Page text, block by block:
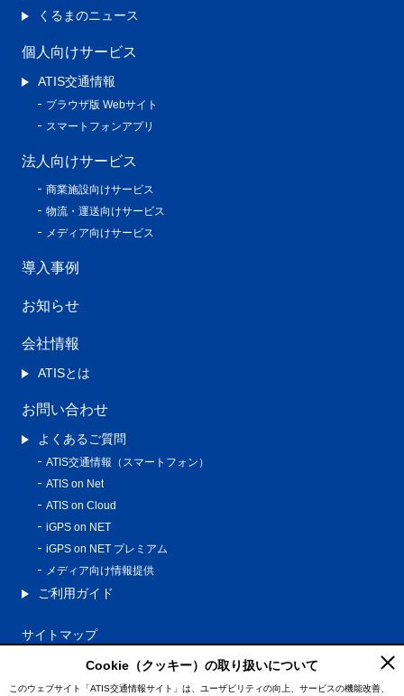
くるまのニュース
個人向けサービス
ATIS交通情報
ブラウザ版 Webサイト
スマートフォンアプリ
法人向けサービス
商業施設向けサービス
物流・運送向けサービス
メディア向けサービス
導入事例
お知らせ
会社情報
ATISとは
お問い合わせ
よくあるご質問
ATIS交通情報（スマートフォン）
ATIS on Net
ATIS on Cloud
iGPS on NET
iGPS on NET プレミアム
メディア向け情報提供
ご利用ガイド
サイトマップ
プライバシーポリシー
利用規約
Cookie（クッキー）の取り扱いについて
このウェブサイト「ATIS交通情報サイト」は、ユーザビリティの向上、サービスの機能改善、